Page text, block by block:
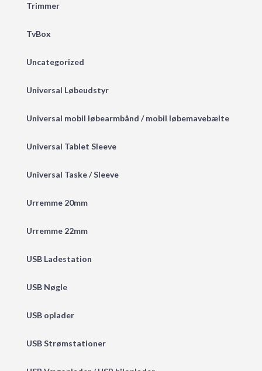
Trimmer
TvBox
Uncategorized
Universal Løbeudstyr
Universal mobil løbearmbånd / mobil løbemavebælte
Universal Tablet Sleeve
Universal Taske / Sleeve
Urremme 20mm
Urremme 22mm
USB Ladestation
USB Nøgle
USB oplader
USB Strømstationer